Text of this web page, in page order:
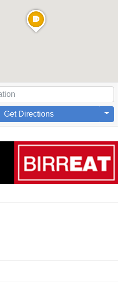
Get Directions